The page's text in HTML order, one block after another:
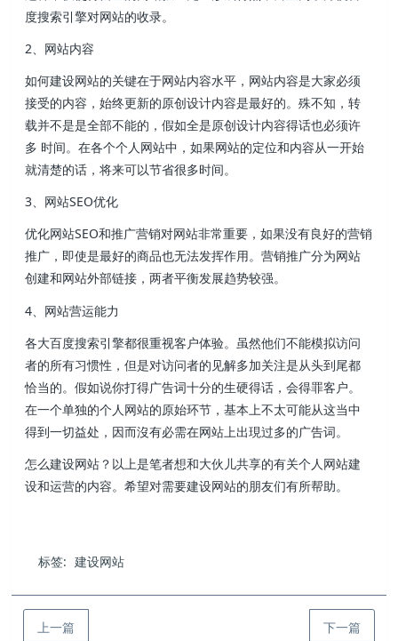
度搜索引擎对网站的收录。
2、网站内容
如何建设网站的关键在于网站内容水平，网站内容是大家必须
接受的内容，始终更新的原创设计内容是最好的。殊不知，转
载并不是是全部不能的，假如全是原创设计内容得话也必须许
多 时间。在各个个人网站中，如果网站的定位和内容从一开始
就清楚的话，将来可以节省很多时间。
3、网站SEO优化
优化网站SEO和推广营销对网站非常重要，如果没有良好的营销
推广，即使是最好的商品也无法发挥作用。营销推广分为网站
创建和网站外部链接，两者平衡发展趋势较强。
4、网站营运能力
各大百度搜索引擎都很重视客户体验。虽然他们不能模拟访问
者的所有习惯性，但是对访问者的见解多加关注是从头到尾都
恰当的。假如说你打得广告词十分的生硬得话，会得罪客户。
在一个单独的个人网站的原始环节，基本上不太可能从这当中
得到一切益处，因而沒有必需在网站上出現过多的广告词。
怎么建设网站？以上是笔者想和大伙儿共享的有关个人网站建
设和运营的内容。希望对需要建设网站的朋友们有所帮助。
标签: 建设网站
上一篇 下一篇